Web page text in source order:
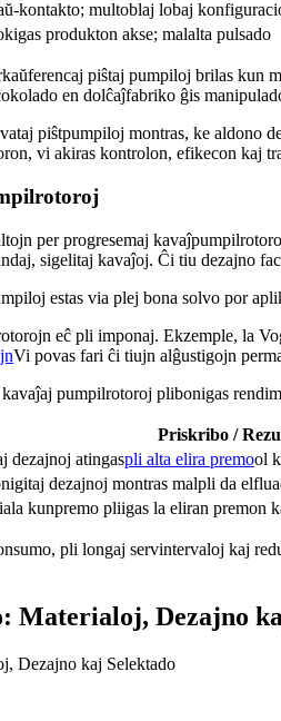
kontakto; multoblaj lobaj
produkton akse; malalta pulsado
piŝtaj pumpiloj brilas
en dolĉaĵfabriko ĝis
piŝtpumpiloj montras, ke aldono
vi akiras kontrolon, efikecon kaj
per progresemaj
sigelitaj kavaĵoj. Ĉi tiu dezajno
estas via plej bona solvo por
eĉ pli imponaj. Ekzemple, la
Vi povas fari ĉi tiujn alĝustigojn
pumpilrotoroj plibonigas
Priskribo /
dezajnoj atingaspli alta elira premool
dezajnoj montras malpli da
kunpremo pliigas la eliran premon
pli longaj servintervaloj kaj
Materialoj, Dezajno